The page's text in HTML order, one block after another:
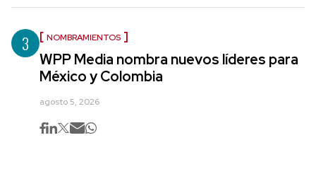
3 NOMBRAMIENTOS
WPP Media nombra nuevos líderes para
México y Colombia
agosto 5, 2026